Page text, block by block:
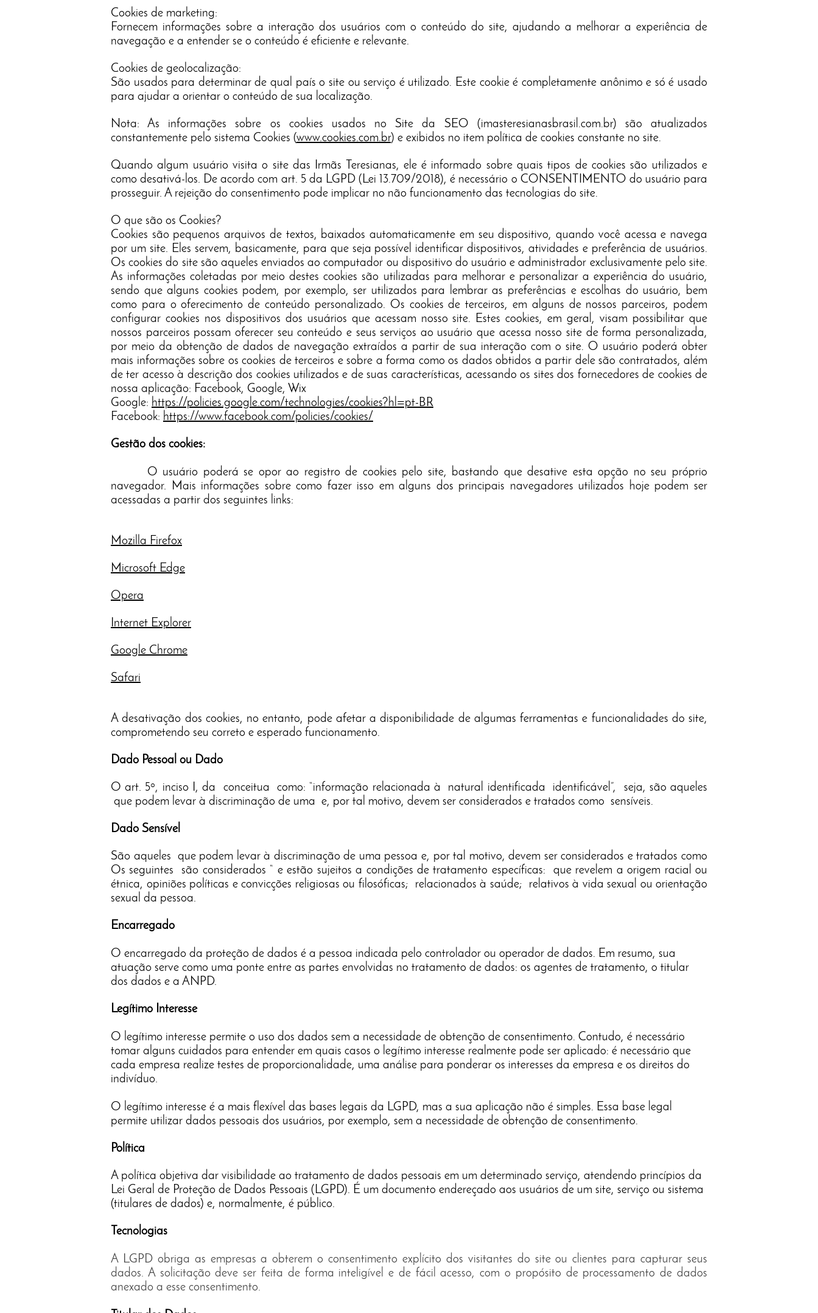
Cookies de marketing:
Fornecem informações sobre a interação dos usuários com o conteúdo do site, ajudando a melhorar a experiência de
navegação e a entender se o conteúdo é eficiente e relevante.
Cookies de geolocalização:
São usados para determinar de qual país o site ou serviço é utilizado. Este cookie é completamente anônimo e só é usado
para ajudar a orientar o conteúdo de sua localização.
Nota: As informações sobre os cookies usados no Site da SEO (imasteresianasbrasil.com.br) são atualizados
constantemente pelo sistema Cookies (www.cookies.com.br) e exibidos no item política de cookies constante no site.
Quando algum usuário visita o site das Irmãs Teresianas, ele é informado sobre quais tipos de cookies são utilizados e
como desativá-los. De acordo com art. 5 da LGPD (Lei 13.709/2018), é necessário o CONSENTIMENTO do usuário para
prosseguir. A rejeição do consentimento pode implicar no não funcionamento das tecnologias do site.
O que são os Cookies?
Cookies são pequenos arquivos de textos, baixados automaticamente em seu dispositivo, quando você acessa e navega
por um site. Eles servem, basicamente, para que seja possível identificar dispositivos, atividades e preferência de usuários.
Os cookies do site são aqueles enviados ao computador ou dispositivo do usuário e administrador exclusivamente pelo site.
As informações coletadas por meio destes cookies são utilizadas para melhorar e personalizar a experiência do usuário,
sendo que alguns cookies podem, por exemplo, ser utilizados para lembrar as preferências e escolhas do usuário, bem
como para o oferecimento de conteúdo personalizado. Os cookies de terceiros, em alguns de nossos parceiros, podem
configurar cookies nos dispositivos dos usuários que acessam nosso site. Estes cookies, em geral, visam possibilitar que
nossos parceiros possam oferecer seu conteúdo e seus serviços ao usuário que acessa nosso site de forma personalizada,
por meio da obtenção de dados de navegação extraídos a partir de sua interação com o site. O usuário poderá obter
mais informações sobre os cookies de terceiros e sobre a forma como os dados obtidos a partir dele são contratados, além
de ter acesso à descrição dos cookies utilizados e de suas características, acessando os sites dos fornecedores de cookies de
nossa aplicação: Facebook, Google, Wix
Google: https://policies.google.com/technologies/cookies?hl=pt-BR
Facebook: https://www.facebook.com/policies/cookies/
Gestão dos cookies:
O usuário poderá se opor ao registro de cookies pelo site, bastando que desative esta opção no seu próprio
navegador. Mais informações sobre como fazer isso em alguns dos principais navegadores utilizados hoje podem ser
acessadas a partir dos seguintes links:
Mozilla Firefox
Microsoft Edge
Opera
Internet Explorer
Google Chrome
Safari
A desativação dos cookies, no entanto, pode afetar a disponibilidade de algumas ferramentas e funcionalidades do site,
comprometendo seu correto e esperado funcionamento.
Dado Pessoal ou Dado
O art. 5º, inciso I, da conceitua como: “informação relacionada à natural identificada identificável”, seja, são aqueles
que podem levar à discriminação de uma e, por tal motivo, devem ser considerados e tratados como sensíveis.
Dado Sensível
São aqueles que podem levar à discriminação de uma pessoa e, por tal motivo, devem ser considerados e tratados como
Os seguintes são considerados “ e estão sujeitos a condições de tratamento específicas: que revelem a origem racial ou
étnica, opiniões políticas e convicções religiosas ou filosóficas; relacionados à saúde; relativos à vida sexual ou orientação
sexual da pessoa.
Encarregado
O encarregado da proteção de dados é a pessoa indicada pelo controlador ou operador de dados. Em resumo, sua
atuação serve como uma ponte entre as partes envolvidas no tratamento de dados: os agentes de tratamento, o titular
dos dados e a ANPD.
Legítimo Interesse
O legítimo interesse permite o uso dos dados sem a necessidade de obtenção de consentimento. Contudo, é necessário
tomar alguns cuidados para entender em quais casos o legítimo interesse realmente pode ser aplicado: é necessário que
cada empresa realize testes de proporcionalidade, uma análise para ponderar os interesses da empresa e os direitos do
indivíduo.
O legítimo interesse é a mais flexível das bases legais da LGPD, mas a sua aplicação não é simples. Essa base legal
permite utilizar dados pessoais dos usuários, por exemplo, sem a necessidade de obtenção de consentimento.
Política
​A política objetiva dar visibilidade ao tratamento de dados pessoais em um determinado serviço, atendendo princípios da
Lei Geral de Proteção de Dados Pessoais (LGPD). É um documento endereçado aos usuários de um site, serviço ou sistema
(titulares de dados) e, normalmente, é público.
Tecnologias
A LGPD obriga as empresas a obterem o consentimento explícito dos visitantes do site ou clientes para capturar seus
dados. A solicitação deve ser feita de forma inteligível e de fácil acesso, com o propósito de processamento de dados
anexado a esse consentimento.